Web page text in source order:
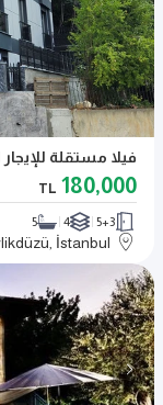
فيلا مستقلة
180,000
TL
5+3
4
5
İstanbul